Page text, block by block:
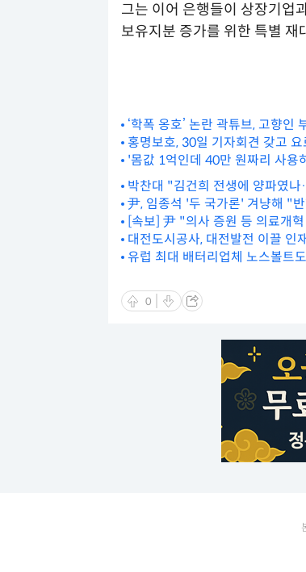
그는 이어 은행들이 상장기업
보유지분 증가를 위한 특별
‘학폭 옹호’ 논란 곽튜브, 고향인
홍명보호, 30일 기자회견 갖고
'몸값 1억인데 40만 원짜리 사용
박찬대 "김건희 전생에 양파였
尹, 임종석 '두 국가론' 겨냥해 "
[속보] 尹 "의사 증원 등 의료개
대전도시공사, 대전발전 이끌 인
유럽 최대 배터리업체 노스볼
0